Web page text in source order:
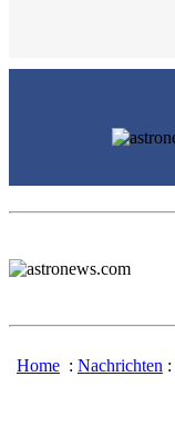
Home : Nachrichten :